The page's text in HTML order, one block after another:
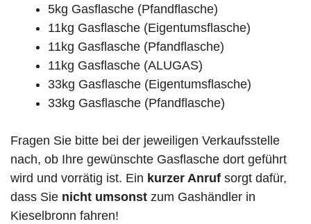
5kg Gasflasche (Pfandflasche)
11kg Gasflasche (Eigentumsflasche)
11kg Gasflasche (Pfandflasche)
11kg Gasflasche (ALUGAS)
33kg Gasflasche (Eigentumsflasche)
33kg Gasflasche (Pfandflasche)
Fragen Sie bitte bei der jeweiligen Verkaufsstelle
nach, ob Ihre gewünschte Gasflasche dort geführt
wird und vorrätig ist. Ein kurzer Anruf sorgt dafür,
dass Sie nicht umsonst zum Gashändler in
Kieselbronn fahren!